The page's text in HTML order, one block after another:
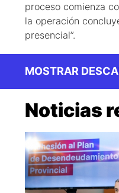
proceso comienza
la operación
presencial”.
MOSTRAR
Noticias